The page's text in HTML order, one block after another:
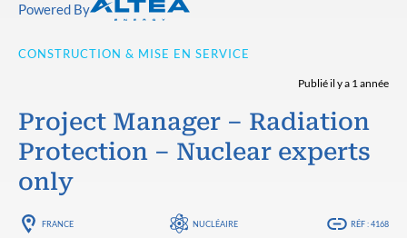
Powered By
CONSTRUCTION & MISE EN SERVICE
Publié il y a 1 année
Project Manager – Radiation
Protection – Nuclear experts
only
FRANCE NUCLÉAIRE RÉF : 4168